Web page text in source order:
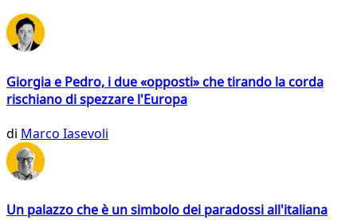
Giorgia e Pedro, i due «opposti» che tirando la corda
rischiano di spezzare l'Europa
di Marco Iasevoli
Un palazzo che è un simbolo dei paradossi all'italiana